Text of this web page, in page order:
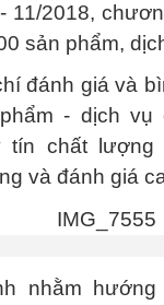
11/2018,
sản phẩm,
đánh giá và
- dịch vụ
tín chất
và đánh giá
nhằm